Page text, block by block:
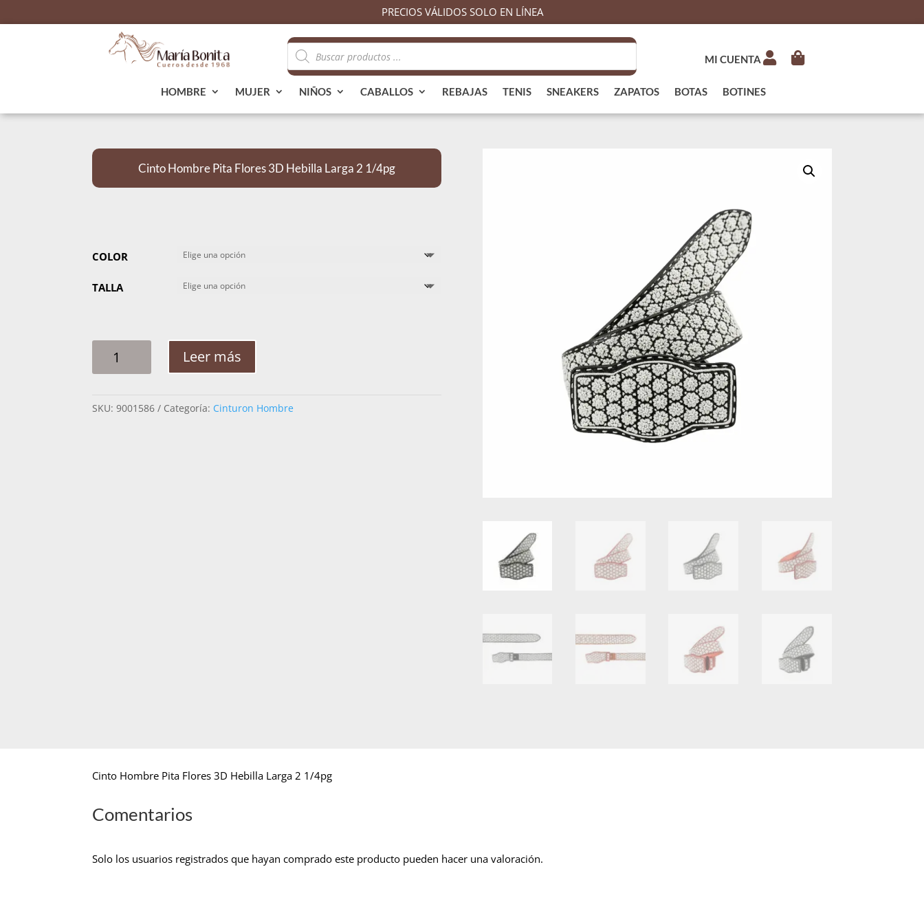
PRECIOS VÁLIDOS SOLO EN LÍNEA
Búsqueda
de
productos
MI CUENTA
HOMBRE MUJER NIÑOS CABALLOS REBAJAS TENIS SNEAKERS ZAPATOS BOTAS BOTINES
Cinto Hombre Pita Flores 3D Hebilla Larga 2 1/4pg
COLOR
TALLA
HOMBRE
3D
Leer más
SKU:9001586 Categoría: Cinturon Hombre
Cinto Hombre Pita Flores 3D Hebilla Larga 2 1/4pg
Comentarios
Solo los usuarios registrados que hayan comprado este producto pueden hacer una valoración.